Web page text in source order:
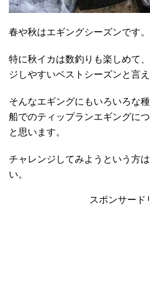
春や秋はエギングシーズンです。
特に秋イカは数釣りも楽しめて
ジしやすいベストシーズンと言え
そんなエギングにもいろいろな
船でのティップランエギングに
と思います。
チャレンジしてみようという方
い。
スポンサード